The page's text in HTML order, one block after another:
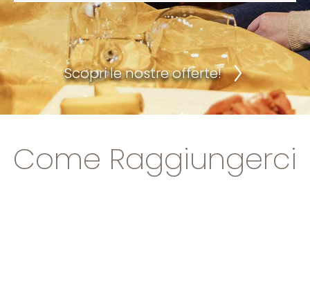
Scopri le nostre offerte!
Come Raggiungerci